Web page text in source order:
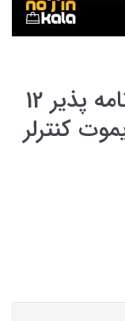
پک ریسه نواری RGB برنامه پذیر 12
کنترلر